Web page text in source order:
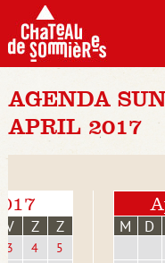
AGENDA
APRIL 2017
V Z Z
3 4
5
M D